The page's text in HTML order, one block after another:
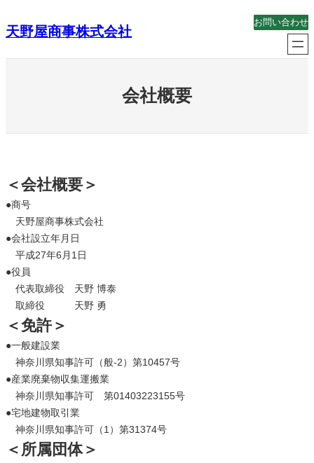
容
天野屋商事株式会社
お問い合わせ
会社概要
＜会社概要＞
●商号
天野屋商事株式会社
●会社設立年月日
平成27年6月1日
●役員
代表取締役 天野 博泰
取締役 天野 勇
＜免許＞
●一般建設業
神奈川県知事許可（般-2）第10457号
●産業廃棄物収集運搬業
神奈川県知事許可 第01403223155号
●宅地建物取引業
神奈川県知事許可（1）第31374号
＜所属団体＞